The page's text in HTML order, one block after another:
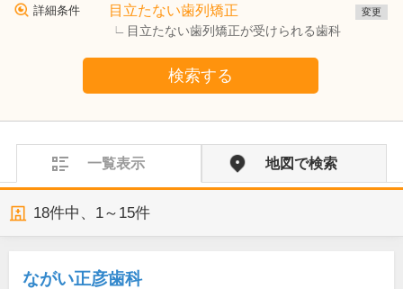
詳細条件 目立たない歯列矯正
目立たない歯列矯正が受けられる歯科
変更
検索する
一覧表示 地図で検索
18件中、 1～15件
ながい正彦歯科